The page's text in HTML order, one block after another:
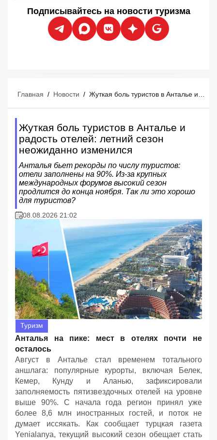
Подписывайтесь на новости туризма
Главная / Новости /
Жуткая боль туристов в Анталье и
радость отелей: летний сезон
неожиданно изменился
Анталья бьет рекорды по числу туристов:
отели заполнены на 90%. Из-за крупных
международных форумов высокий сезон
продлится до конца ноября. Так ли это хорошо
для туристов?
08.08.2026 21:02
Туризм
Анталья на пике: мест в отелях почти не
осталось
Август в Анталье стал временем тотального
аншлага: популярные курорты, включая Белек,
Кемер, Кунду и Аланью, зафиксировали
заполняемость пятизвездочных отелей на уровне
выше 90%. С начала года регион принял уже
более 8,6 млн иностранных гостей, и поток не
думает иссякать. Как сообщает турцкая газета
Yenialanya, текущий высокий сезон обещает стать